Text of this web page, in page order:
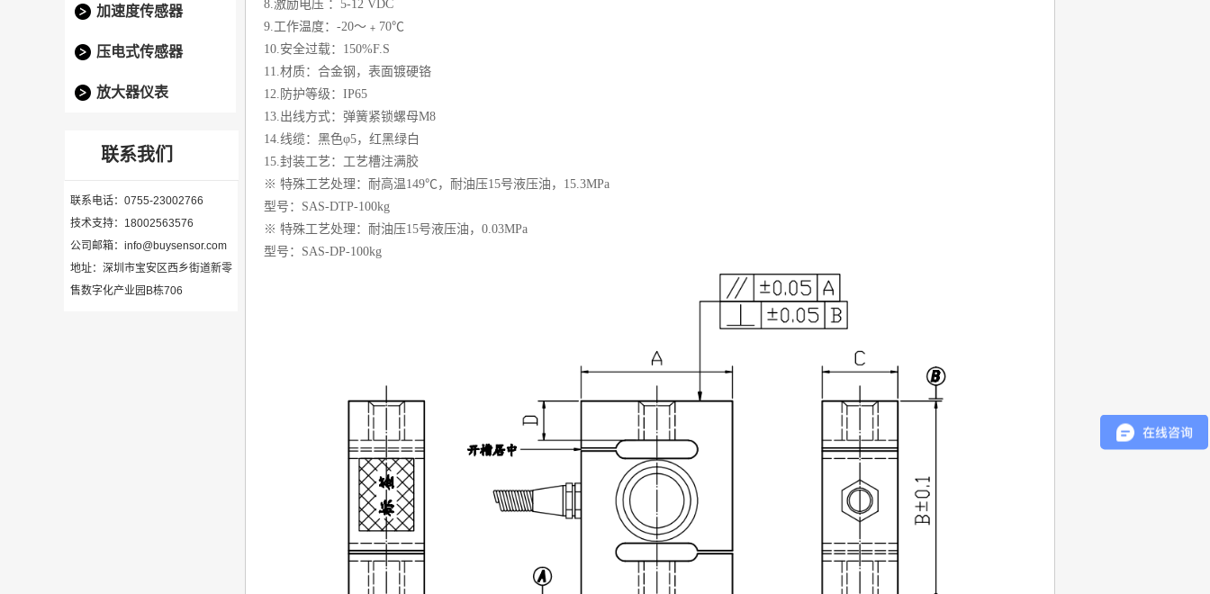
加速度传感器
压电式传感器
放大器仪表
联系我们
联系电话：0755-23002766
技术支持：18002563576
公司邮箱：info@buysensor.com
地址：深圳市宝安区西乡街道新零
售数字化产业园B栋706
8.激励电压 ：5-12 VDC
9.工作温度：-20～﹢70℃
10.安全过载：150%F.S
11.材质：合金钢，表面镀硬铬
12.防护等级：IP65
13.出线方式：弹簧紧锁螺母M8
14.线缆：黑色φ5，红黑绿白
15.封装工艺：工艺槽注满胶
※ 特殊工艺处理：耐高温149℃，耐油压15号液压油，15.3MPa
型号： SAS-DTP-100kg
※ 特殊工艺处理：耐油压15号液压油，0.03MPa
型号： SAS-DP-100kg